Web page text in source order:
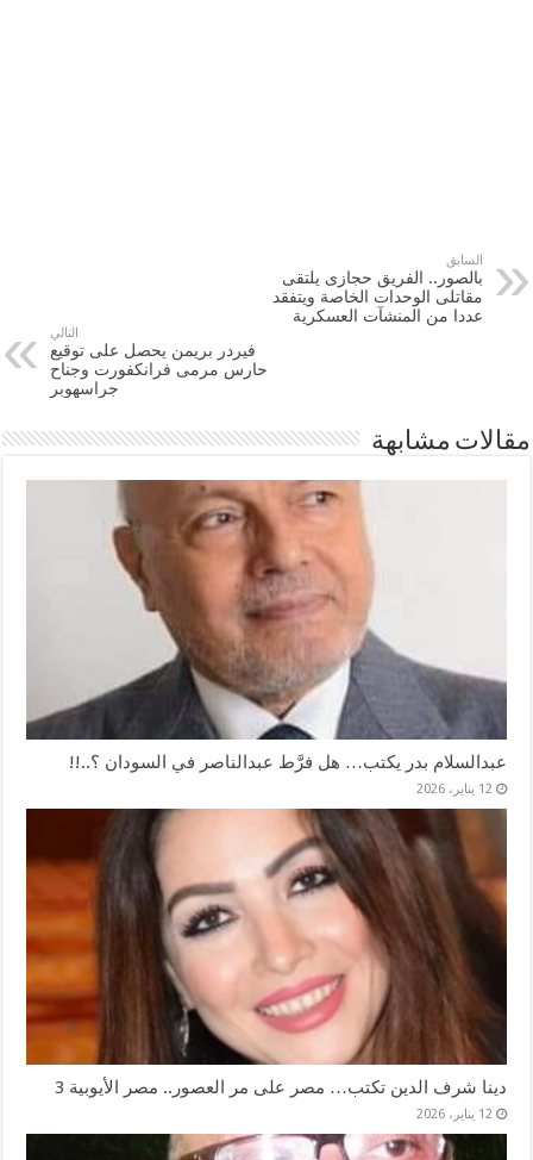
السابق
بالصور.. الفريق حجازى يلتقى
مقاتلى الوحدات الخاصة ويتفقد
عددا من المنشآت العسكرية
التالي
فيردر بريمن يحصل على توقيع
حارس مرمى فرانكفورت وجناح
جراسهوبر
مقالات مشابهة
عبدالسلام بدر يكتب… هل فرَّط عبدالناصر في السودان ؟..!!
12 يناير، 2026
دينا شرف الدين تكتب… مصر على مر العصور.. مصر الأيوبية 3
12 يناير، 2026